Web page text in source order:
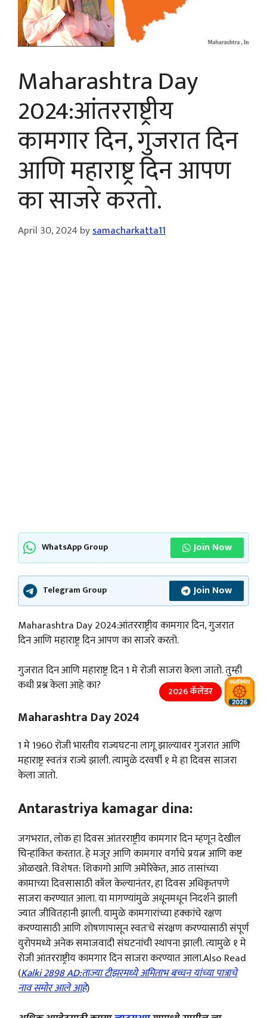
Maharashtra Day
2024:आंतरराष्ट्रीय
कामगार दिन, गुजरात दिन
आणि महाराष्ट्र दिन आपण
का साजरे करतो.
April 30, 2024 bysamacharkatta11
WhatsApp Group Join Now
Telegram Group Join Now
Maharashtra Day 2024:आंतरराष्ट्रीय कामगार दिन, गुजरात
दिन आणि महाराष्ट्र दिन आपण का साजरे करतो.
गुजरात दिन आणि महाराष्ट्र दिन 1 मे रोजी साजरा केला जातो. तुम्ही
कधी प्रश्न केला आहे का?
Maharashtra Day 2024
1 मे 1960 रोजी भारतीय राज्यघटना लागू झाल्यावर गुजरात आणि
महाराष्ट्र स्वतंत्र राज्ये झाली. त्यामुळे दरवर्षी १ मे हा दिवस साजरा
केला जातो.
Antarastriya kamagar dina:
जगभरात, लोक हा दिवस आंतरराष्ट्रीय कामगार दिन म्हणून देखील
चिन्हांकित करतात. हे मजूर आणि कामगार वर्गाचे प्रयत्न आणि कष्ट
ओळखते. विशेषत: शिकागो आणि अमेरिकेत, आठ तासांच्या
कामाच्या दिवसासाठी कॉल केल्यानंतर, हा दिवस अधिकृतपणे
साजरा करण्यात आला. या मागण्यांमुळे अधूनमधून निदर्शने झाली
ज्यात जीवितहानी झाली. यामुळे कामगारांच्या हक्कांचे रक्षण
करण्यासाठी आणि शोषणापासून स्वतःचे संरक्षण करण्यासाठी संपूर्ण
युरोपमध्ये अनेक समाजवादी संघटनांची स्थापना झाली. त्यामुळे १ मे
रोजी आंतरराष्ट्रीय कामगार दिन साजरा करण्यात आला.Also Read
(Kalki 2898 AD:ताज्या टीझरमध्ये अमिताभ बच्चन यांच्या पात्राचे
नाव समोर आले आहे)
2026 कॅलेंडर